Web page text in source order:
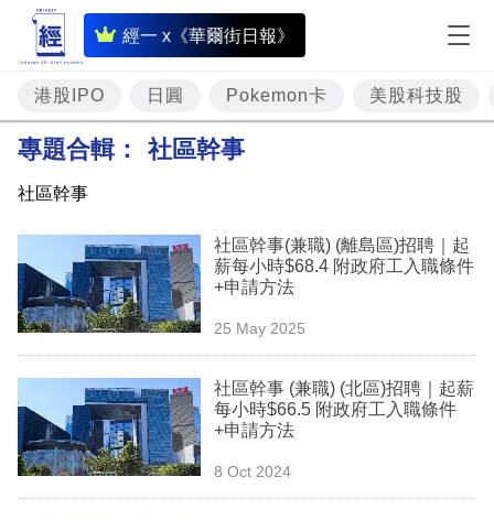
經一 x《華爾街日報》
即
時
財
經
投
資
樓
市
理
財
商
港股IPO 日圓 Pokemon卡 美股科技股
專題合輯： 社區幹事
社區幹事
社區幹事(兼職) (離島區)招聘｜起
薪每小時$68.4 附政府工入職條件
+申請方法
25 May 2025
社區幹事 (兼職) (北區)招聘｜起薪
每小時$66.5 附政府工入職條件
+申請方法
8 Oct 2024